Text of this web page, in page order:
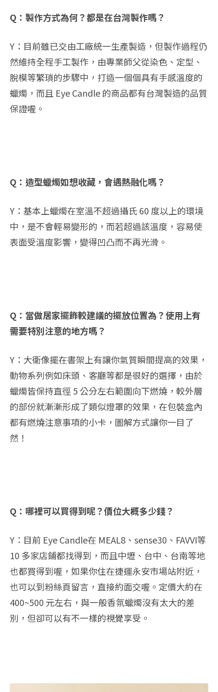
Q：製作方式為何？都是在台灣製作嗎？
Y：目前雖已交由工廠統一生產製造，但製作過程仍
然維持全程手工製作，由專業師父從染色、定型、
脫模等繁瑣的步驟中，打造一個個具有手感溫度的
蠟燭，而且 Eye Candle 的商品都有台灣製造的品質
保證喔。
Q：造型蠟燭如想收藏，會遇熱融化嗎？
Y：基本上蠟燭在室溫不超過攝氏 60 度以上的環境
中，是不會輕易變形的，而若超過該溫度，容易使
表面受溫度影響，變得凹凸而不再光滑。
Q：當做居家擺飾較建議的擺放位置為？使用上有
需要特別注意的地方嗎？
Y：大衛像擺在書架上有讓你氣質瞬間提高的效果，
動物系列例如床頭、客廳等都是很好的選擇，由於
蠟燭皆保持直徑 5 公分左右範圍向下燃燒，較外層
的部份就漸漸形成了類似燈罩的效果，在包裝盒內
都有燃燒注意事項的小卡，圖解方式讓你一目了
然！
Q：哪裡可以買得到呢？價位大概多少錢？
Y：目前 Eye Candle在 MEAL8、sense30、FAVVI等
10 多家店鋪都找得到，而且中壢、台中、台南等地
也都買得到喔，如果你住在捷運永安市場站附近，
也可以到粉絲頁留言，直接約面交喔。定價大約在
400~500 元左右，與一般香氛蠟燭沒有太大的差
別，但卻可以有不一樣的視覺享受。